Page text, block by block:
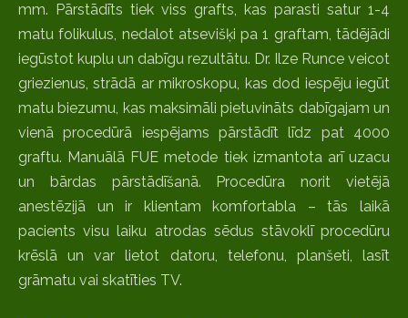
mm. Pārstādīts tiek viss grafts, kas parasti satur 1-4
matu folikulus, nedalot atsevišķi pa 1 graftam, tādējādi
iegūstot kuplu un dabīgu rezultātu. Dr. Ilze Runce veicot
griezienus, strādā ar mikroskopu, kas dod iespēju iegūt
matu biezumu, kas maksimāli pietuvināts dabīgajam un
vienā procedūrā iespējams pārstādīt līdz pat 4000
graftu. Manuālā FUE metode tiek izmantota arī uzacu
un bārdas pārstādīšanā. Procedūra norit vietējā
anestēzijā un ir klientam komfortabla – tās laikā
pacients visu laiku atrodas sēdus stāvoklī procedūru
krēslā un var lietot datoru, telefonu, planšeti, lasīt
grāmatu vai skatīties TV.